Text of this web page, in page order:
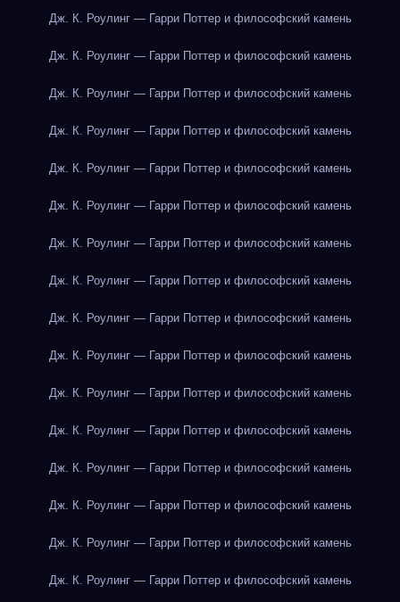
Дж. К. Роулинг — Гарри Поттер и философский камень
Дж. К. Роулинг — Гарри Поттер и философский камень
Дж. К. Роулинг — Гарри Поттер и философский камень
Дж. К. Роулинг — Гарри Поттер и философский камень
Дж. К. Роулинг — Гарри Поттер и философский камень
Дж. К. Роулинг — Гарри Поттер и философский камень
Дж. К. Роулинг — Гарри Поттер и философский камень
Дж. К. Роулинг — Гарри Поттер и философский камень
Дж. К. Роулинг — Гарри Поттер и философский камень
Дж. К. Роулинг — Гарри Поттер и философский камень
Дж. К. Роулинг — Гарри Поттер и философский камень
Дж. К. Роулинг — Гарри Поттер и философский камень
Дж. К. Роулинг — Гарри Поттер и философский камень
Дж. К. Роулинг — Гарри Поттер и философский камень
Дж. К. Роулинг — Гарри Поттер и философский камень
Дж. К. Роулинг — Гарри Поттер и философский камень